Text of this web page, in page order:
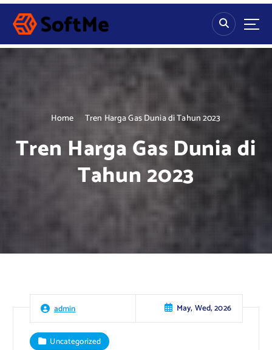
S
p
Home Tren Harga Gas Dunia di Tahun 2023
Tren Harga Gas Dunia di
Tahun 2023
admin May, Wed, 2026
Uncategorized